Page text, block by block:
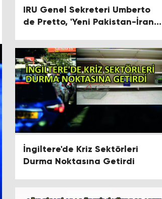
IRU Genel Sekreteri Umberto
de Pretto, 'Yeni Pakistan-İran-
Süre Yüzde 80 Azaldı'
İngiltere'de Kriz Sektörleri
Durma Noktasına Getirdi